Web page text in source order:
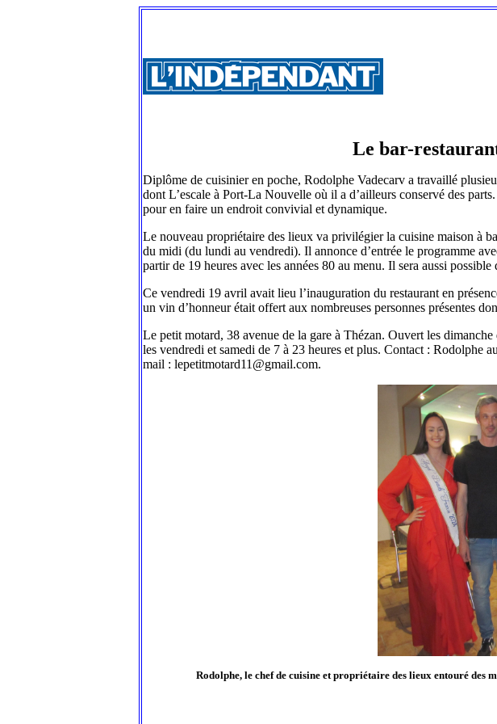
Le bar-
Diplôme de cuisinier en poche, Rodolphe Vadecarv a travaillé
dont L’escale à Port-La Nouvelle où il a d’ailleurs conservé des
pour en faire un endroit convivial et dynamique.
Le nouveau propriétaire des lieux va privilégier la cuisine maison à
du midi (du lundi au vendredi). Il annonce d’entrée le programme
partir de 19 heures avec les années 80 au menu. Il sera aussi
Ce vendredi 19 avril avait lieu l’inauguration du restaurant en
un vin d’honneur était offert aux nombreuses personnes présentes
Le petit motard, 38 avenue de la gare à Thézan. Ouvert les
les vendredi et samedi de 7 à 23 heures et plus. Contact :
mail : lepetitmotard11@gmail.com.
Rodolphe, le chef de cuisine et propriétaire des lieux entouré